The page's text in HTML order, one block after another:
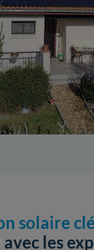
solaire
les